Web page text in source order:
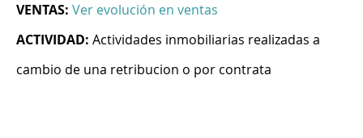
VENTAS: Ver evolución en ventas
ACTIVIDAD: Actividades inmobiliarias realizadas a
cambio de una retribucion o por contrata